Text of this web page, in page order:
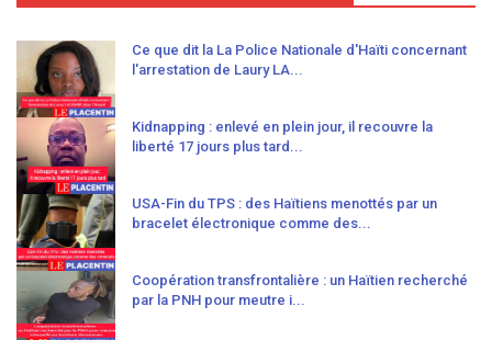
Ce que dit la La Police Nationale d'Haïti concernant
l'arrestation de Laury LA...
Kidnapping : enlevé en plein jour, il recouvre la
liberté 17 jours plus tard...
USA-Fin du TPS : des Haïtiens menottés par un
bracelet électronique comme des...
Coopération transfrontalière : un Haïtien recherché
par la PNH pour meutre i...